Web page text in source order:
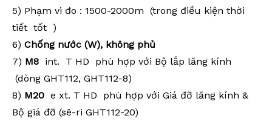
5) Phạm vi đo : 1500-2000m (trong điều kiện thời
tiết tốt )
6) Chống nước (W), không phủ
7) M8 int. T HD phù hợp với Bộ lắp lăng kính
(dòng GHT112, GHT112-8)
8) M20 e xt. T HD phù hợp với Giá đỡ lăng kính &
Bộ giá đỡ (sê-ri GHT112-20)